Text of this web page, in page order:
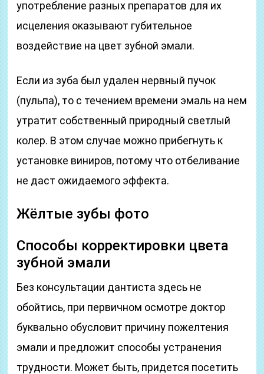
употребление разных препаратов для их
исцеления оказывают губительное
воздействие на цвет зубной эмали.
Если из зуба был удален нервный пучок
(пульпа), то с течением времени эмаль на нем
утратит собственный природный светлый
колер. В этом случае можно прибегнуть к
установке виниров, потому что отбеливание
не даст ожидаемого эффекта.
Жёлтые зубы фото
Способы корректировки цвета
зубной эмали
Без консультации дантиста здесь не
обойтись, при первичном осмотре доктор
буквально обусловит причину пожелтения
эмали и предложит способы устранения
трудности. Может быть, придется посетить